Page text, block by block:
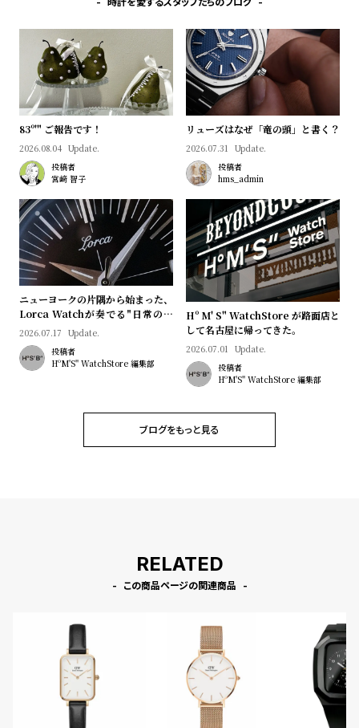
グ
ド
て
計
保
証
プ
ラ
ス
印
サ
ー
ビ
ス
よ
く
る
質
お
問
合
わ
83º'" ご報告です！
2026.08.04 Update.
投稿者
宮﨑 智子
リューズはなぜ「竜の頭」と書く？
2026.07.31 Update.
投稿者
hms_admin
ニューヨークの片隅から始まった、
Lorca Watchが奏でる"日常のロ
マン"｜Brand Picks #08
2026.07.17 Update.
投稿者
HºM'S" WatchStore 編集部
Hº M' S" WatchStore が路面店と
して名古屋に帰ってきた。
2026.07.01 Update.
投稿者
HºM'S" WatchStore 編集部
ブログをもっと見る
RELATED
この商品ページの関連商品